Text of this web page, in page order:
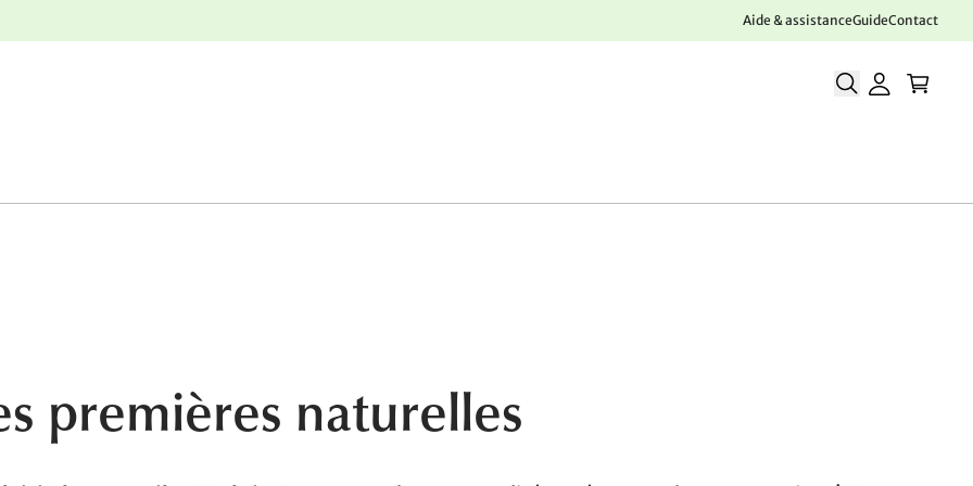
Aide & assistanceGuideContact
premières naturelles